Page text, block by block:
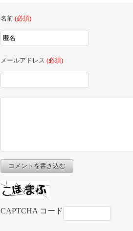
名前 (必須)
メールアドレス (必須)
コメントを書き込む
CAPTCHA コード